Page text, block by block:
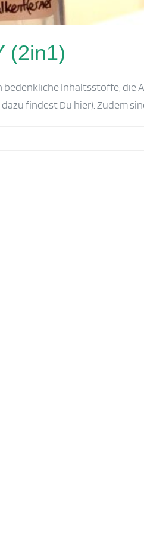
(2in1)
Inhaltsstoffe, die
findest Du hier). Zudem